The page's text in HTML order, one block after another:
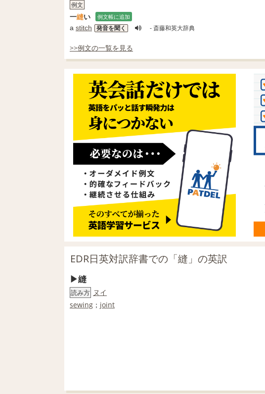
例文
一縫い 例文帳に追加
a stitch 発音を聞く - 斎藤和英大辞典
>>例文の一覧を見る
EDR日英対訳辞書での「縫」の英訳
縫
読み方 ヌイ
sewing ； joint